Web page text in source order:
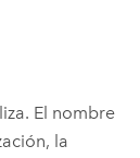
El nombre
la